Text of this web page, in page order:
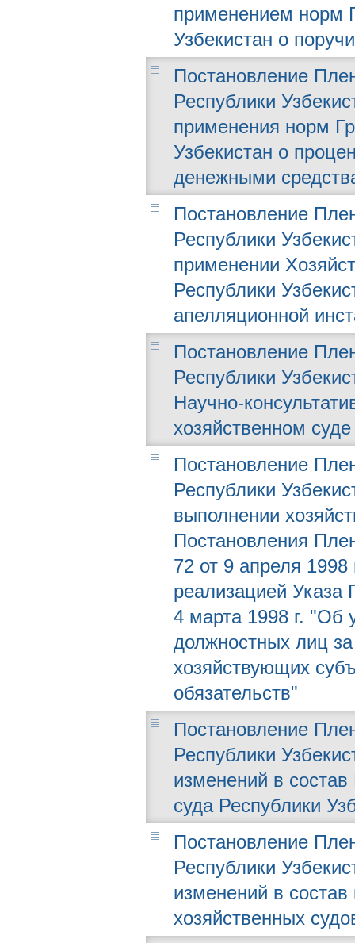
применением норм
Узбекистан о
Постановление
Республики
применения норм
Узбекистан о
денежными
Постановление
Республики
применении
Республики
апелляционной
Постановление
Республики
Научно-
хозяйственном
Постановление
Республики
выполнении
Постановления
72 от 9 апреля
реализацией Указа
4 марта 1998 г. "Об
должностных лиц
хозяйствующих
обязательств"
Постановление
Республики
изменений в
суда Республики
Постановление
Республики
изменений в
хозяйственных